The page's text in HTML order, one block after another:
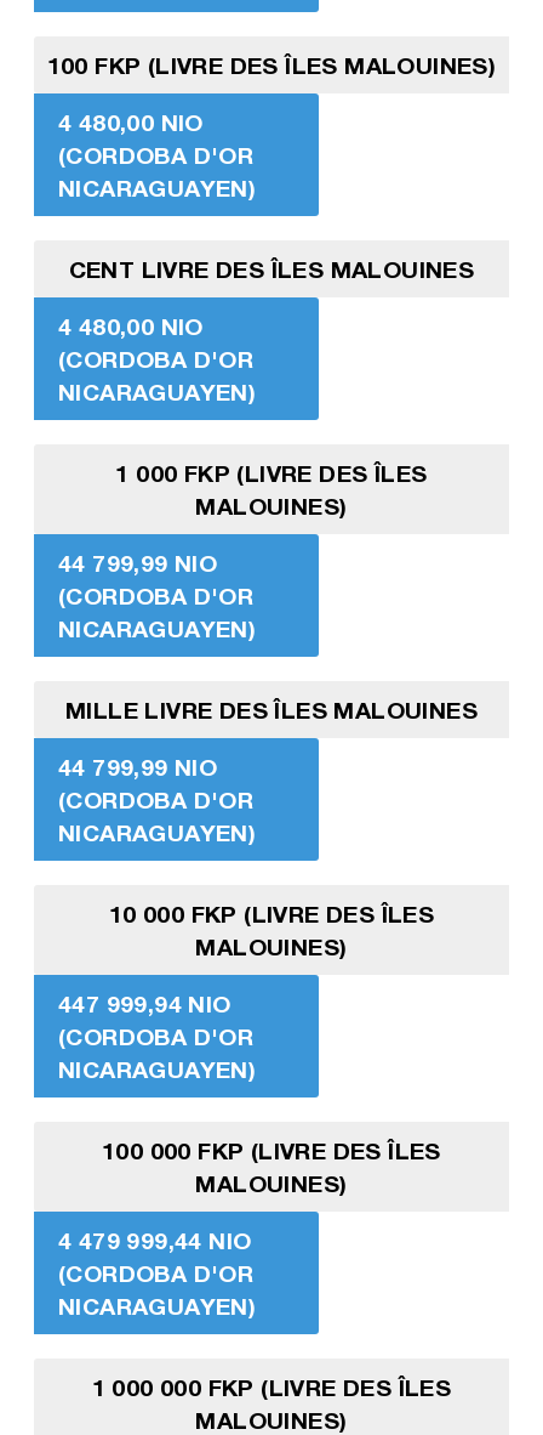
100 FKP (LIVRE DES ÎLES MALOUINES)
4 480,00 NIO
(CORDOBA D'OR
NICARAGUAYEN)
CENT LIVRE DES ÎLES MALOUINES
4 480,00 NIO
(CORDOBA D'OR
NICARAGUAYEN)
1 000 FKP (LIVRE DES ÎLES
MALOUINES)
44 799,99 NIO
(CORDOBA D'OR
NICARAGUAYEN)
MILLE LIVRE DES ÎLES MALOUINES
44 799,99 NIO
(CORDOBA D'OR
NICARAGUAYEN)
10 000 FKP (LIVRE DES ÎLES
MALOUINES)
447 999,94 NIO
(CORDOBA D'OR
NICARAGUAYEN)
100 000 FKP (LIVRE DES ÎLES
MALOUINES)
4 479 999,44 NIO
(CORDOBA D'OR
NICARAGUAYEN)
1 000 000 FKP (LIVRE DES ÎLES
MALOUINES)